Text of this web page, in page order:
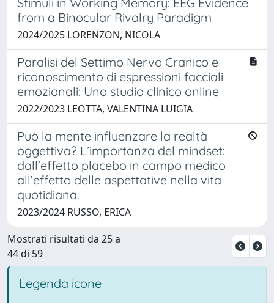
from a Binocular Rivalry Paradigm
2024/2025 LORENZON, NICOLA
Paralisi del Settimo Nervo Cranico e
riconoscimento di espressioni facciali
emozionali: Uno studio clinico online
2022/2023 LEOTTA, VALENTINA LUIGIA
Può la mente influenzare la realtà
oggettiva? L’importanza del mindset:
dall’effetto placebo in campo medico
all’effetto delle aspettative nella vita
quotidiana.
2023/2024 RUSSO, ERICA
Mostrati risultati da 25 a
44 di 59
Legenda icone